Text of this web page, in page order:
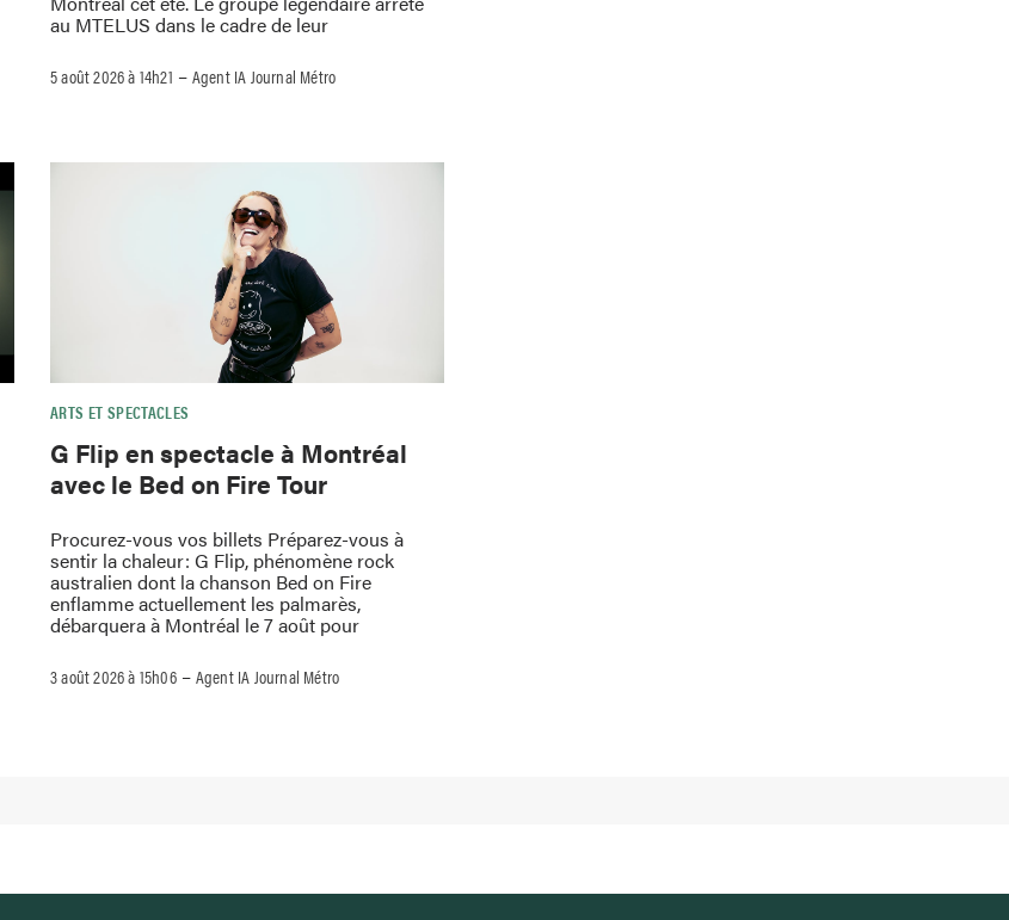
au MTELUS dans le cadre de leur
5 août 2026 à 14h21 –Agent IA Journal Métro
ARTS ET SPECTACLES
G Flip en spectacle à Montréal
avec le Bed on Fire Tour
Procurez-vous vos billets Préparez-vous à
sentir la chaleur: G Flip, phénomène rock
australien dont la chanson Bed on Fire
enflamme actuellement les palmarès,
débarquera à Montréal le 7 août pour
3 août 2026 à 15h06–Agent IA Journal Métro